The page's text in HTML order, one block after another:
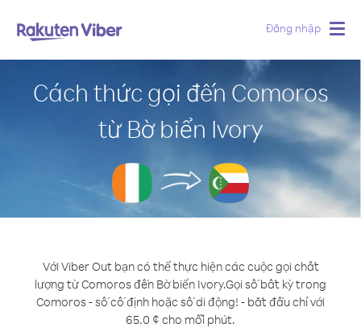
Đăng nhập
Cách thức gọi đến Comoros
từ Bờ biển Ivory
Với Viber Out bạn có thể thực hiện các cuộc gọi chất
lượng từ Comoros đến Bờ biển Ivory.Gọi số bất kỳ trong
Comoros - số cố định hoặc số di động! - bắt đầu chỉ với
65.0 ¢ cho mỗi phút.